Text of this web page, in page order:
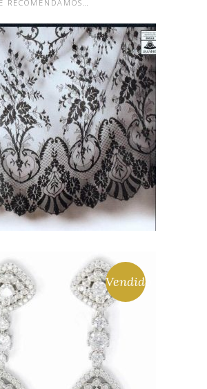
RECOMENDAMOS…
BLANCA PARA
FABRICCIÓN
240CM X 120CM
321,10€
Vendido
DE PLATA Y
LARGOS
ROMBO
LEER MÁS